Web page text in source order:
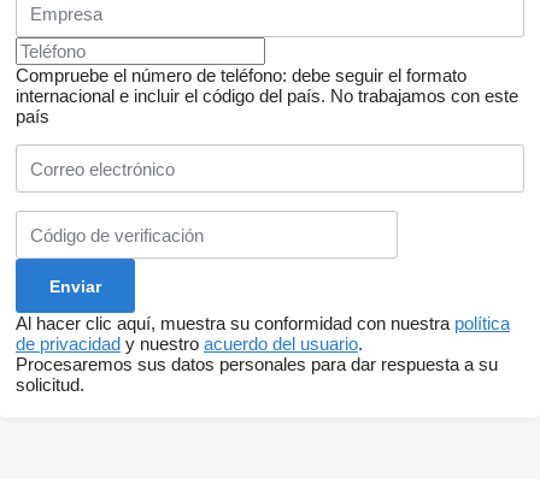
Compruebe el número de teléfono: debe seguir el formato
internacional e incluir el código del país. No trabajamos con este
país
Al hacer clic aquí, muestra su conformidad con nuestra política
de privacidad y nuestro acuerdo del usuario.
Procesaremos sus datos personales para dar respuesta a su
solicitud.